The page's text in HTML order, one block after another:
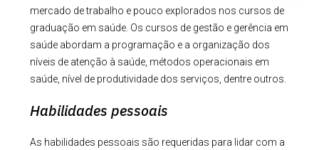
mercado de trabalho e pouco explorados nos cursos de
graduação em saúde. Os cursos de gestão e gerência em
saúde abordam a programação e a organização dos
níveis de atenção à saúde, métodos operacionais em
saúde, nível de produtividade dos serviços, dentre outros.
Habilidades pessoais
As habilidades pessoais são requeridas para lidar com a